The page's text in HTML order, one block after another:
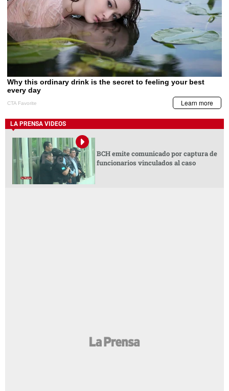
LA PRENSA VIDEOS
BCH emite comunicado por captura de
funcionarios vinculados al caso